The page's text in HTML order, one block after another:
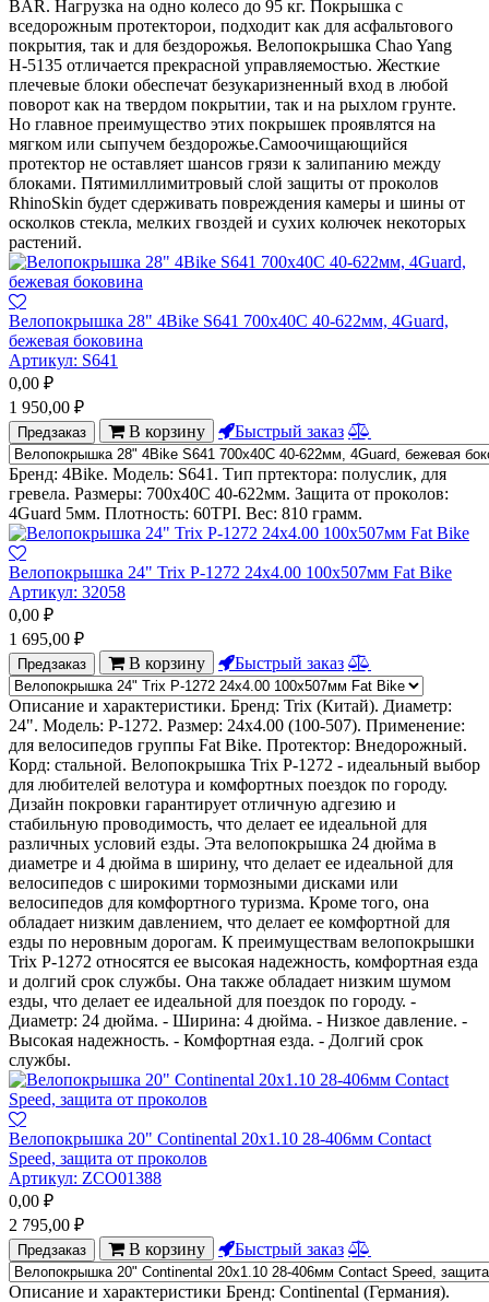
BAR. Нагрузка на одно колесо до 95 кг. Покрышка с
вседорожным протекторои, подходит как для асфальтового
покрытия, так и для бездорожья. Велопокрышка Chao Yang
Н-5135 отличается прекрасной управляемостью. Жесткие
плечевые блоки обеспечат безукаризненный вход в любой
поворот как на твердом покрытии, так и на рыхлом грунте.
Но главное преимущество этих покрышек проявлятся на
мягком или сыпучем бездорожье.Самоочищающийся
протектор не оставляет шансов грязи к залипанию между
блоками. Пятимиллимитровый слой защиты от проколов
RhinoSkin будет сдерживать повреждения камеры и шины от
осколков стекла, мелких гвоздей и сухих колючек некоторых
растений.
Велопокрышка 28" 4Bike S641 700х40С 40-622мм, 4Guard,
бежевая боковина
Артикул: S641
0,00 ₽
1 950,00 ₽
Предзаказ В корзину Быстрый заказ
Бренд: 4Bike. Модель: S641. Тип пртектора: полуслик, для
гревела. Размеры: 700х40С 40-622мм. Защита от проколов:
4Guard 5мм. Плотность: 60TPI. Вес: 810 грамм.
Велопокрышка 24" Trix P-1272 24x4.00 100х507мм Fat Bike
Артикул: 32058
0,00 ₽
1 695,00 ₽
Предзаказ В корзину Быстрый заказ
Описание и характеристики. Бренд: Trix (Китай). Диаметр:
24". Модель: P-1272. Размер: 24x4.00 (100-507). Применение:
для велосипедов группы Fat Bike. Протектор: Внедорожный.
Корд: стальной. Велопокрышка Trix P-1272 - идеальный выбор
для любителей велотура и комфортных поездок по городу.
Дизайн покровки гарантирует отличную адгезию и
стабильную проводимость, что делает ее идеальной для
различных условий езды. Эта велопокрышка 24 дюйма в
диаметре и 4 дюйма в ширину, что делает ее идеальной для
велосипедов с широкими тормозными дисками или
велосипедов для комфортного туризма. Кроме того, она
обладает низким давлением, что делает ее комфортной для
езды по неровным дорогам. К преимуществам велопокрышки
Trix P-1272 относятся ее высокая надежность, комфортная езда
и долгий срок службы. Она также обладает низким шумом
езды, что делает ее идеальной для поездок по городу. -
Диаметр: 24 дюйма. - Ширина: 4 дюйма. - Низкое давление. -
Высокая надежность. - Комфортная езда. - Долгий срок
службы.
Велопокрышка 20" Continental 20x1.10 28-406мм Contact
Speed, защита от проколов
Артикул: ZCO01388
0,00 ₽
2 795,00 ₽
Предзаказ В корзину Быстрый заказ
Описание и характеристики Бренд: Continental (Германия).